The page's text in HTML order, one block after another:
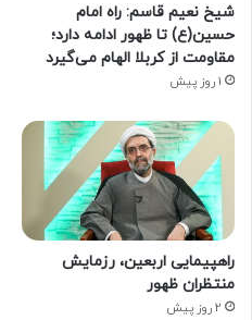
شیخ نعیم قاسم: راه امام
حسین(ع) تا ظهور ادامه دارد؛
مقاومت از کربلا الهام می‌گیرد
1 روز پیش
راهپیمایی اربعین، رزمایش
منتظران ظهور
2 روز پیش